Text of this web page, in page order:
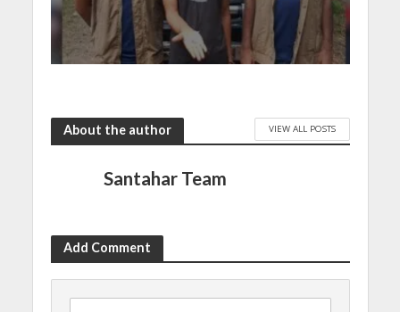
About the author VIEW ALL POSTS
Santahar Team
Add Comment